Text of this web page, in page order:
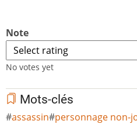
Note
No votes yet
Mots-clés
assassin personnage non-